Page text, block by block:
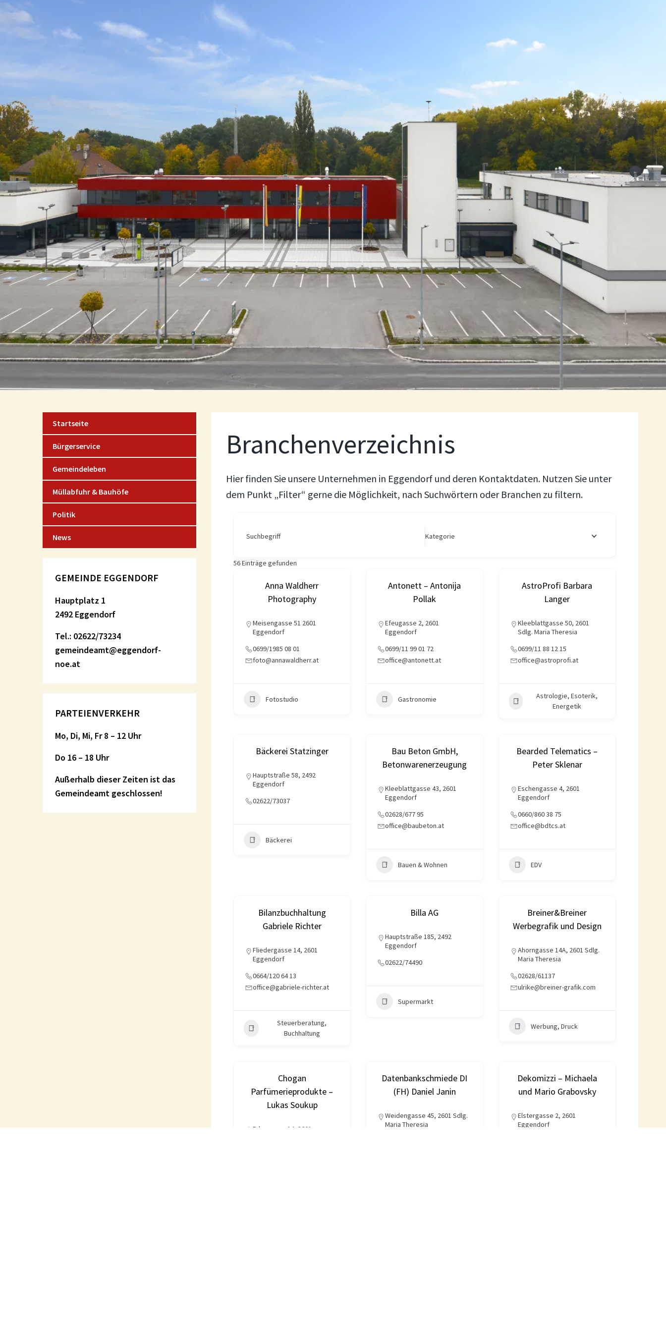
Startseite
Bürgerservice
Gemeindeleben
Müllabfuhr & Bauhöfe
Politik
News
GEMEINDE EGGENDORF
Hauptplatz 1
2492 Eggendorf
Tel.: 02622/73234
gemeindeamt@eggendorf-
noe.at
PARTEIENVERKEHR
Mo, Di, Mi, Fr 8 – 12 Uhr
Do 16 – 18 Uhr
Außerhalb dieser Zeiten ist das
Gemeindeamt geschlossen!
Branchenverzeichnis
Hier finden Sie unsere Unternehmen in Eggendorf und deren Kontaktdaten. Nutzen Sie unter
dem Punkt „Filter“ gerne die Möglichkeit, nach Suchwörtern oder Branchen zu filtern.
Suchbegriff Kategorie
56Einträge gefunden
Anna Waldherr
Photography
Meisengasse 51 2601
Eggendorf
0699/1985 08 01
foto@annawaldherr.at
Fotostudio
Antonett – Antonija
Pollak
Efeugasse 2, 2601
Eggendorf
0699/11 99 01 72
office@antonett.at
Gastronomie
AstroProfi Barbara
Langer
Kleeblattgasse 50, 2601
Sdlg. Maria Theresia
0699/11 88 12 15
office@astroprofi.at
Astrologie, Esoterik,
Energetik
Bäckerei Statzinger
Hauptstraße 58, 2492
Eggendorf
02622/73037
Bäckerei
Bau Beton GmbH,
Betonwarenerzeugung
Kleeblattgasse 43, 2601
Eggendorf
02628/677 95
office@baubeton.at
Bauen & Wohnen
Bearded Telematics –
Peter Sklenar
Eschengasse 4, 2601
Eggendorf
0660/860 38 75
office@bdtcs.at
EDV
Bilanzbuchhaltung
Gabriele Richter
Fliedergasse 14, 2601
Eggendorf
0664/120 64 13
office@gabriele-richter.at
Steuerberatung,
Buchhaltung
Billa AG
Hauptstraße 185, 2492
Eggendorf
02622/74490
Supermarkt
Breiner&Breiner
Werbegrafik und Design
Ahorngasse 14A, 2601 Sdlg.
Maria Theresia
02628/61137
ulrike@breiner-grafik.com
Werbung, Druck
Chogan
Parfümerieprodukte –
Lukas Soukup
Erlengasse 14, 2601
Datenbankschmiede DI
(FH) Daniel Janin
Weidengasse 45, 2601 Sdlg.
Maria Theresia
Dekomizzi – Michaela
und Mario Grabovsky
Elstergasse 2, 2601
Eggendorf